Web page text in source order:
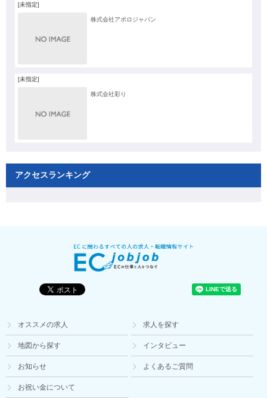
[未指定]
株式会社アポロジャパン
[未指定]
株式会社彩り
アクセスランキング
オススメの求人 求人を探す
地図から探す インタビュー
お知らせ よくあるご質問
お祝い金について